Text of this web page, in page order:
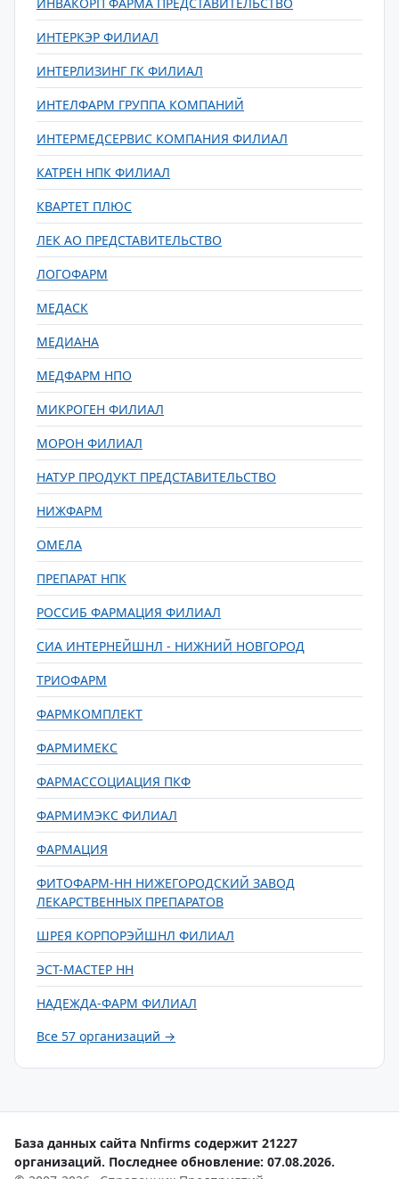
ИНТЕРКЭР ФИЛИАЛ
ИНТЕРЛИЗИНГ ГК ФИЛИАЛ
ИНТЕЛФАРМ ГРУППА КОМПАНИЙ
ИНТЕРМЕДСЕРВИС КОМПАНИЯ ФИЛИАЛ
КАТРЕН НПК ФИЛИАЛ
КВАРТЕТ ПЛЮС
ЛЕК АО ПРЕДСТАВИТЕЛЬСТВО
ЛОГОФАРМ
МЕДАСК
МЕДИАНА
МЕДФАРМ НПО
МИКРОГЕН ФИЛИАЛ
МОРОН ФИЛИАЛ
НАТУР ПРОДУКТ ПРЕДСТАВИТЕЛЬСТВО
НИЖФАРМ
ОМЕЛА
ПРЕПАРАТ НПК
РОССИБ ФАРМАЦИЯ ФИЛИАЛ
СИА ИНТЕРНЕЙШНЛ - НИЖНИЙ НОВГОРОД
ТРИОФАРМ
ФАРМКОМПЛЕКТ
ФАРМИМЕКС
ФАРМАССОЦИАЦИЯ ПКФ
ФАРМИМЭКС ФИЛИАЛ
ФАРМАЦИЯ
ФИТОФАРМ-НН НИЖЕГОРОДСКИЙ ЗАВОД
ЛЕКАРСТВЕННЫХ ПРЕПАРАТОВ
ШРЕЯ КОРПОРЭЙШНЛ ФИЛИАЛ
ЭСТ-МАСТЕР НН
НАДЕЖДА-ФАРМ ФИЛИАЛ
Все 57 организаций →
База данных сайта Nnfirms содержит 21227
организаций. Последнее обновление: 07.08.2026.